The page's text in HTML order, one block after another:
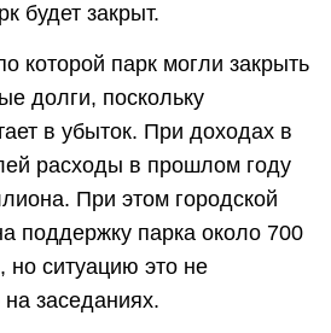
будет закрыт.
которой парк могли закрыть
долги, поскольку
в убыток. При доходах в
расходы в прошлом году
При этом городской
поддержку парка около 700
но ситуацию это не
заседаниях.